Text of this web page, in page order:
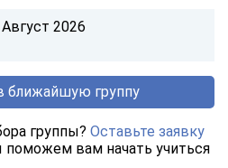
Август 2026
ближайшую группу
группы? Оставьте заявку
вам начать учиться